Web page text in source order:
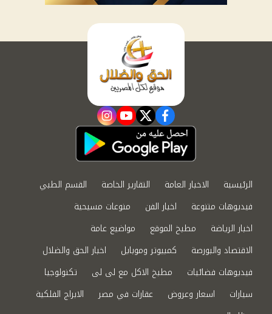
facebook
twitter
youtube
instagram
الرئيسية الاخبار العامة التقارير الخاصة
القسم الطبي
فيديوهات متنوعة
اخبار الفن
منوعات مسيحية
اخبار الرياضة
مطبخ الموقع
مواضيع عامة
الاقتصاد والبورصة
كمبيوتر وموبايل
اخبار الحق والضلال
فيديوهات فضائيات
مطبخ الاكل مع لى لى
تكنولوجيا
سيارات
اسعار وعروض عقارات في مصر
الابراج الفلكية